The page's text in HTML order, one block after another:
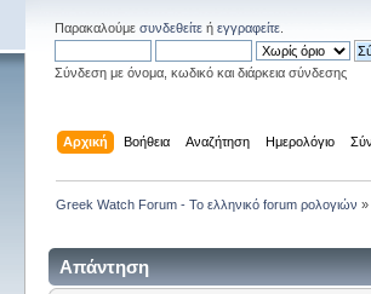
Παρακαλούμε συνδεθείτεή εγγραφείτε.
Σύνδεση με όνομα, κωδικό και διάρκεια σύνδεσης
Αρχική Βοήθεια Αναζήτηση Ημερολόγιο
Greek Watch Forum - Το ελληνικό forum ρολογιών »
Απάντηση